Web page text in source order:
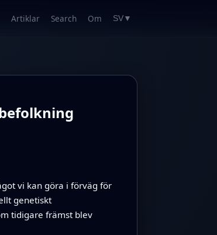
Artiklar Search Om SV ▼
vi kan göra i förväg för
genetiskt
tidigare främst blev